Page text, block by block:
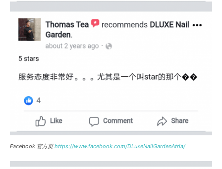
Facebook 官方页https://www.facebook.com/DLuxeNailGardenAtria/